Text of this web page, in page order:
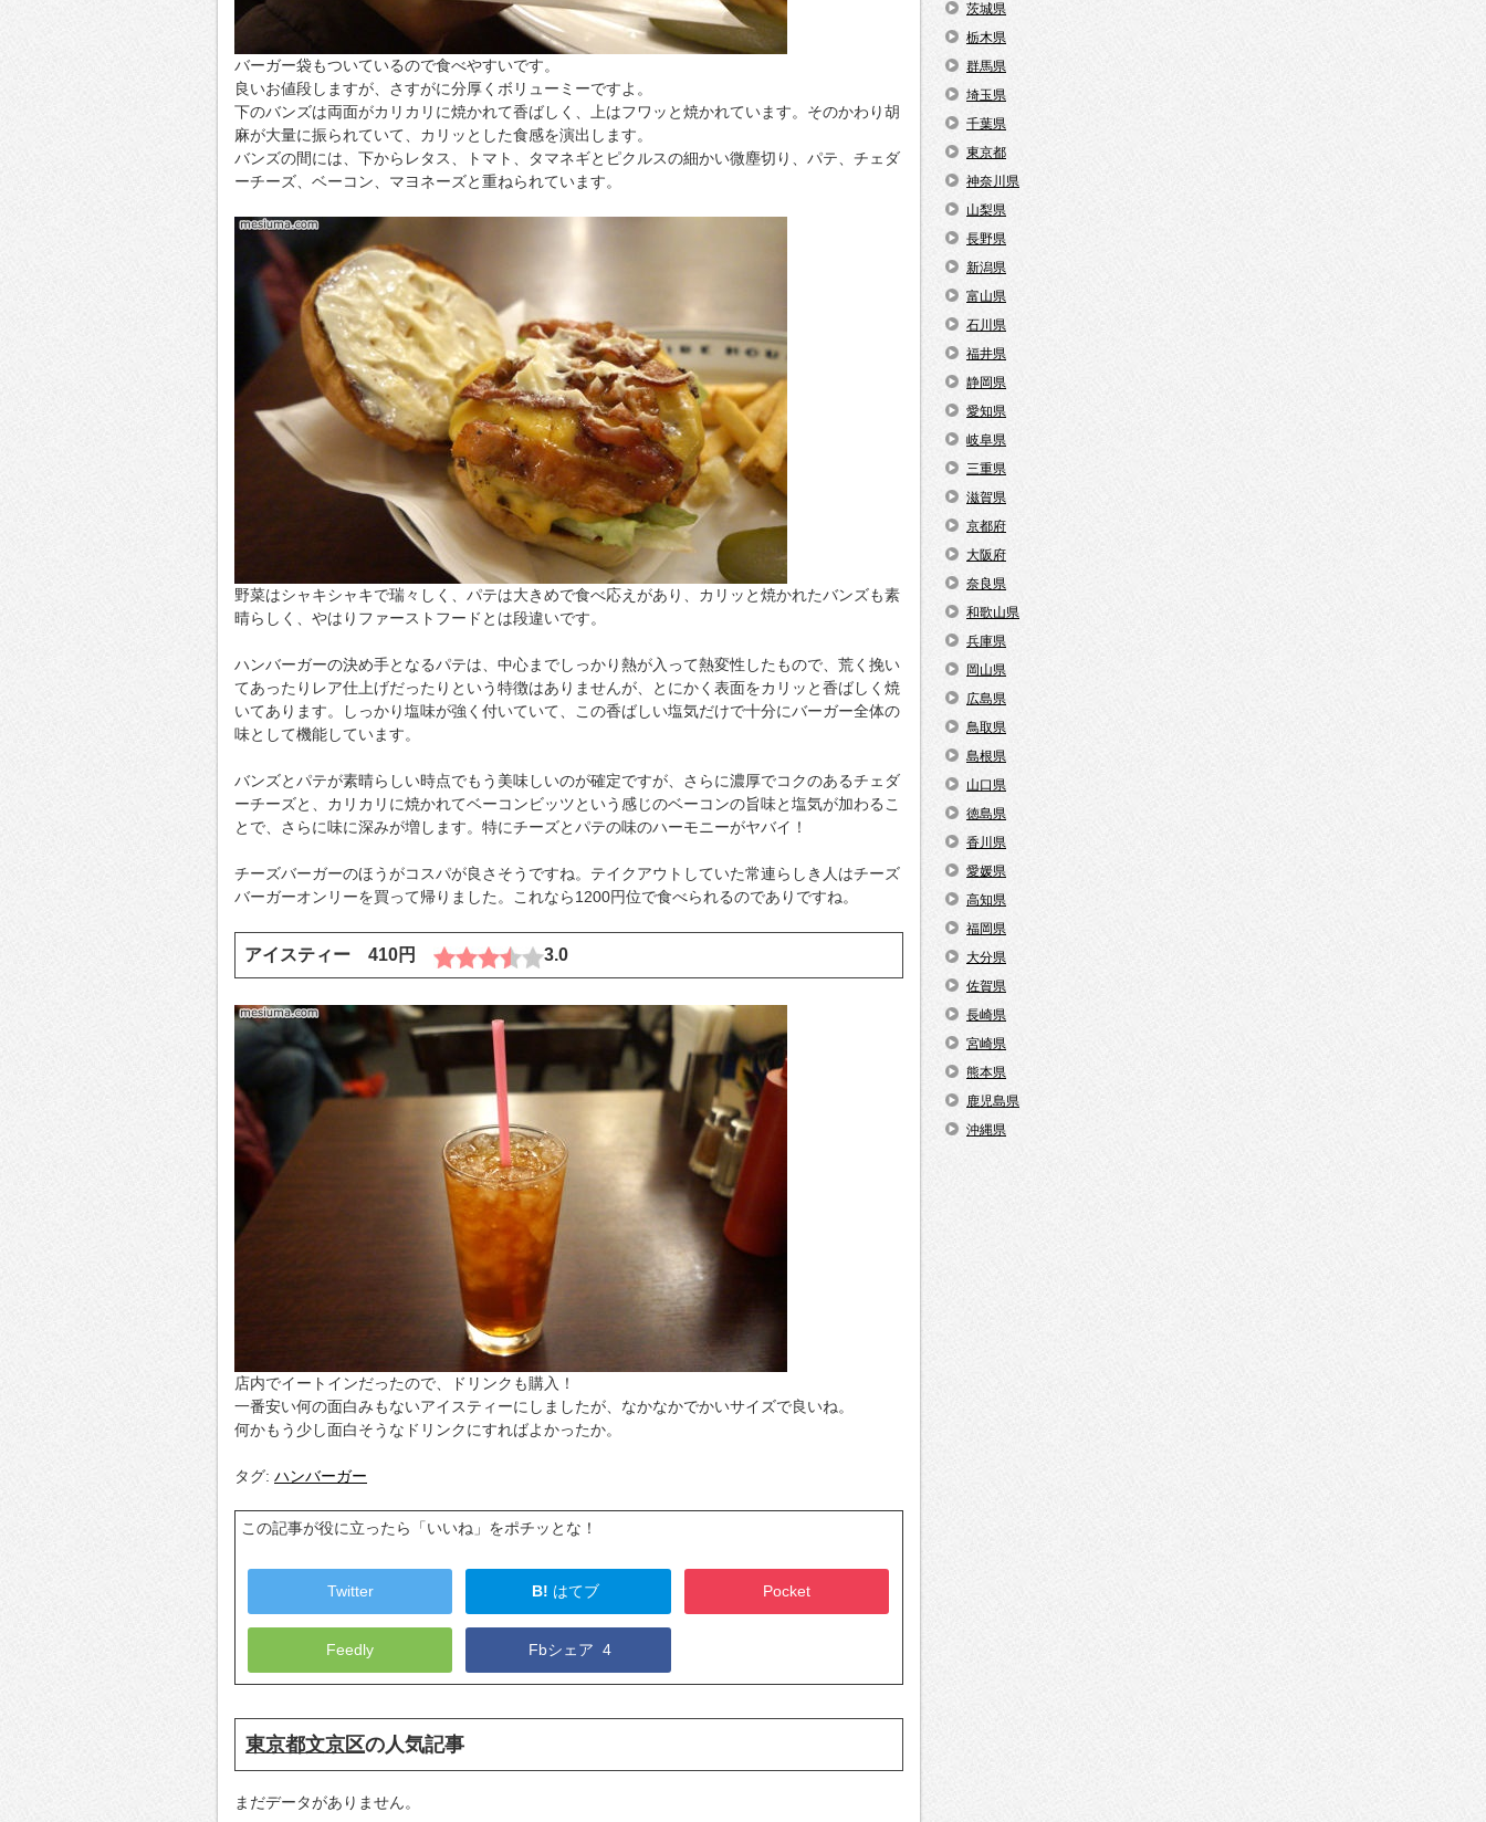
バーガー袋もついているので食べやすいです。
良いお値段しますが、さすがに分厚くボリューミーですよ。
下のバンズは両面がカリカリに焼かれて香ばしく、上はフワッと焼かれています。そのかわり胡
麻が大量に振られていて、カリッとした食感を演出します。
バンズの間には、下からレタス、トマト、タマネギとピクルスの細かい微塵切り、パテ、チェダ
ーチーズ、ベーコン、マヨネーズと重ねられています。
野菜はシャキシャキで瑞々しく、パテは大きめで食べ応えがあり、カリッと焼かれたバンズも素
晴らしく、やはりファーストフードとは段違いです。
ハンバーガーの決め手となるパテは、中心までしっかり熱が入って熱変性したもので、荒く挽い
てあったりレア仕上げだったりという特徴はありませんが、とにかく表面をカリッと香ばしく焼
いてあります。しっかり塩味が強く付いていて、この香ばしい塩気だけで十分にバーガー全体の
味として機能しています。
バンズとパテが素晴らしい時点でもう美味しいのが確定ですが、さらに濃厚でコクのあるチェダ
ーチーズと、カリカリに焼かれてベーコンビッツという感じのベーコンの旨味と塩気が加わるこ
とで、さらに味に深みが増します。特にチーズとパテの味のハーモニーがヤバイ！
チーズバーガーのほうがコスパが良さそうですね。テイクアウトしていた常連らしき人はチーズ
バーガーオンリーを買って帰りました。これなら1200円位で食べられるのでありですね。
アイスティー 410円 3.0
店内でイートインだったので、ドリンクも購入！
一番安い何の面白みもないアイスティーにしましたが、なかなかでかいサイズで良いね。
何かもう少し面白そうなドリンクにすればよかったか。
タグ: ハンバーガー
この記事が役に立ったら「いいね」をポチッとな！
Twitter B! はてブ Pocket
Feedly Fbシェア4
東京都文京区の人気記事
まだデータがありません。
茨城県
栃木県
群馬県
埼玉県
千葉県
東京都
神奈川県
山梨県
長野県
新潟県
富山県
石川県
福井県
静岡県
愛知県
岐阜県
三重県
滋賀県
京都府
大阪府
奈良県
和歌山県
兵庫県
岡山県
広島県
鳥取県
島根県
山口県
徳島県
香川県
愛媛県
高知県
福岡県
大分県
佐賀県
長崎県
宮崎県
熊本県
鹿児島県
沖縄県